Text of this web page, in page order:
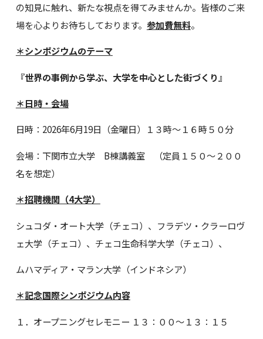
の知見に触れ、新たな視点を得てみませんか。皆様のご来
場を心よりお待ちしております。 参加費無料。
＊シンポジウムのテーマ
『世界の事例から学ぶ、大学を中心とした街づくり』
＊日時・会場
日時：2026年6月19日（金曜日）１３時～１６時５０分
会場：下関市立大学 B棟講義室 （定員１５０～２００
名を想定）
＊招聘機関（4大学）
シュコダ・オート大学（チェコ）、フラデツ・クラーロヴ
ェ大学（チェコ）、チェコ生命科学大学（チェコ）、
ムハマディア・マラン大学（インドネシア）
＊記念国際シンポジウム内容
１．オープニングセレモニー １３：００～１３：１５